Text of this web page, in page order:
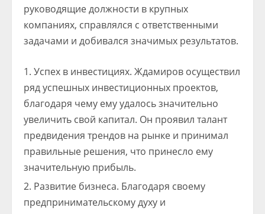
руководящие должности в крупных
компаниях, справлялся с ответственными
задачами и добивался значимых результатов.
Успех в инвестициях. Ждамиров осуществил
ряд успешных инвестиционных проектов,
благодаря чему ему удалось значительно
увеличить свой капитал. Он проявил талант
предвидения трендов на рынке и принимал
правильные решения, что принесло ему
значительную прибыль.
Развитие бизнеса. Благодаря своему
предпринимательскому духу и